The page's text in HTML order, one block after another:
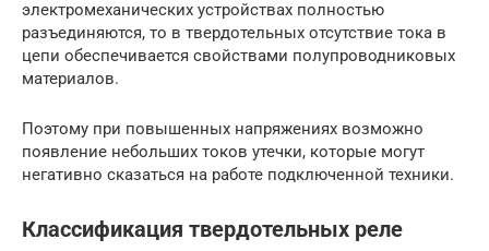
электромеханических устройствах полностью
разъединяются, то в твердотельных отсутствие тока в
цепи обеспечивается свойствами полупроводниковых
материалов.
Поэтому при повышенных напряжениях возможно
появление небольших токов утечки, которые могут
негативно сказаться на работе подключенной техники.
Классификация твердотельных реле